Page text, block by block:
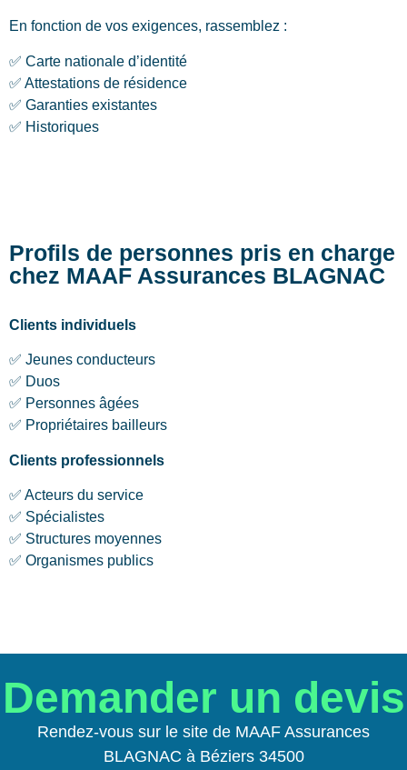
En fonction de vos exigences, rassemblez :
✅ Carte nationale d’identité
✅ Attestations de résidence
✅ Garanties existantes
✅ Historiques
Profils de personnes pris en charge
chez MAAF Assurances BLAGNAC
Clients individuels
✅ Jeunes conducteurs
✅ Duos
✅ Personnes âgées
✅ Propriétaires bailleurs
Clients professionnels
✅ Acteurs du service
✅ Spécialistes
✅ Structures moyennes
✅ Organismes publics
Demander un devis
Rendez-vous sur le site de MAAF Assurances
BLAGNAC à Béziers 34500